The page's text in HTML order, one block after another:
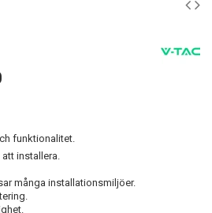
funktionalitet.
installera.
många installationsmiljöer.